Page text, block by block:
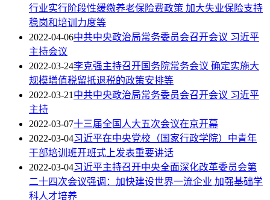
行业实行阶段性缓缴养老保险费政策 加大失业保险支持
稳岗和培训力度等
2022-04-06中共中央政治局常务委员会召开会议 习近平
主持会议
2022-03-24李克强主持召开国务院常务会议 确定实施大
规模增值税留抵退税的政策安排等
2022-03-21中共中央政治局常务委员会召开会议 习近平
主持
2022-03-07十三届全国人大五次会议在京开幕
2022-03-04习近平在中央党校（国家行政学院）中青年
干部培训班开班式上发表重要讲话
2022-03-04习近平主持召开中央全面深化改革委员会第
二十四次会议强调：加快建设世界一流企业 加强基础学
科人才培养